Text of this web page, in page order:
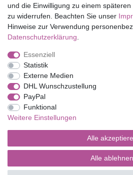
Service
Versandkosten
Impressum
Barrierefreiheitserklärung
Vertrag widerrufen
und die Einwilligung zu einem
zu widerrufen. Beachten Sie unser
Hinweise zur Verwendung
Daten­schutz­erklärung
Essenziell
Statistik
Externe Medien
DHL Wunschzustellung
PayPal
Funktional
Weitere Einstellungen
Alle
Alle ablehnen